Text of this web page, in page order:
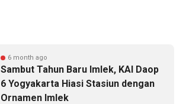
6 month ago
Sambut Tahun Baru Imlek, KAI Daop
6 Yogyakarta Hiasi Stasiun dengan
Ornamen Imlek